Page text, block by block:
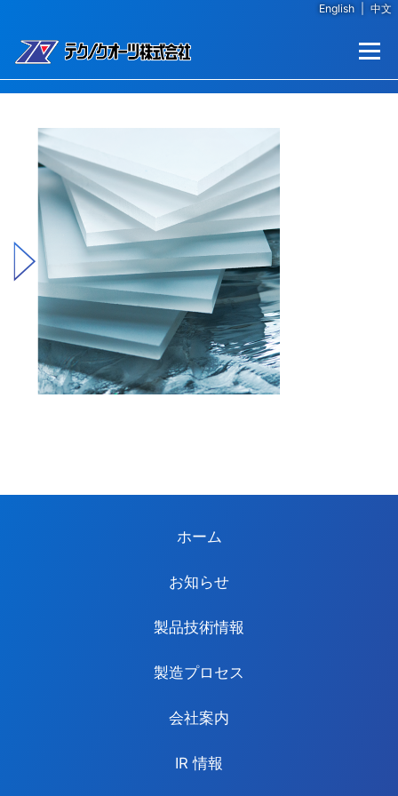
English
中文
メニュー
ホーム
お知らせ
製品技術情報
製造プロセス
会社案内
IR 情報